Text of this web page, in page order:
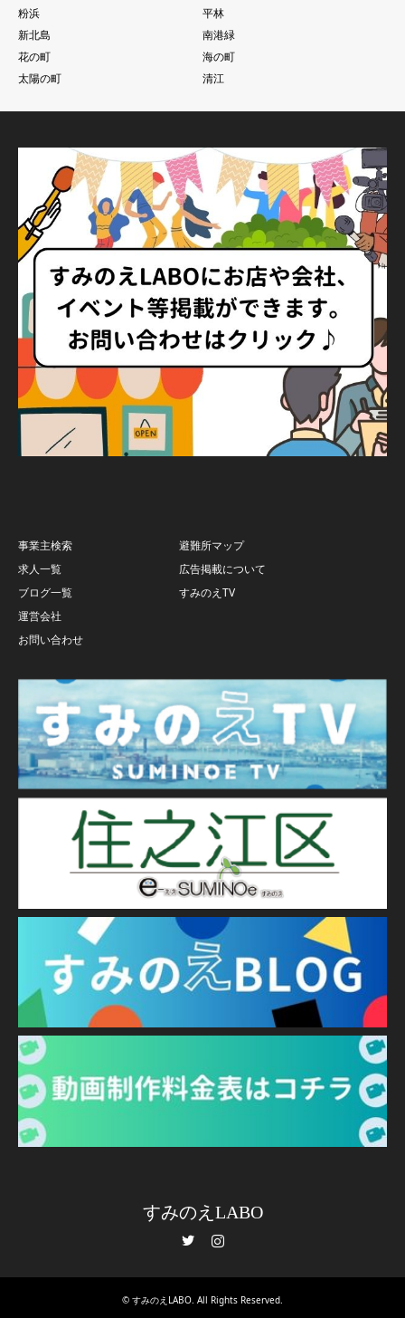
粉浜
平林
新北島
南港緑
花の町
海の町
太陽の町
清江
事業主検索
避難所マップ
求人一覧
広告掲載について
ブログ一覧
すみのえTV
運営会社
お問い合わせ
すみのえLABO
© すみのえLABO. All Rights Reserved.